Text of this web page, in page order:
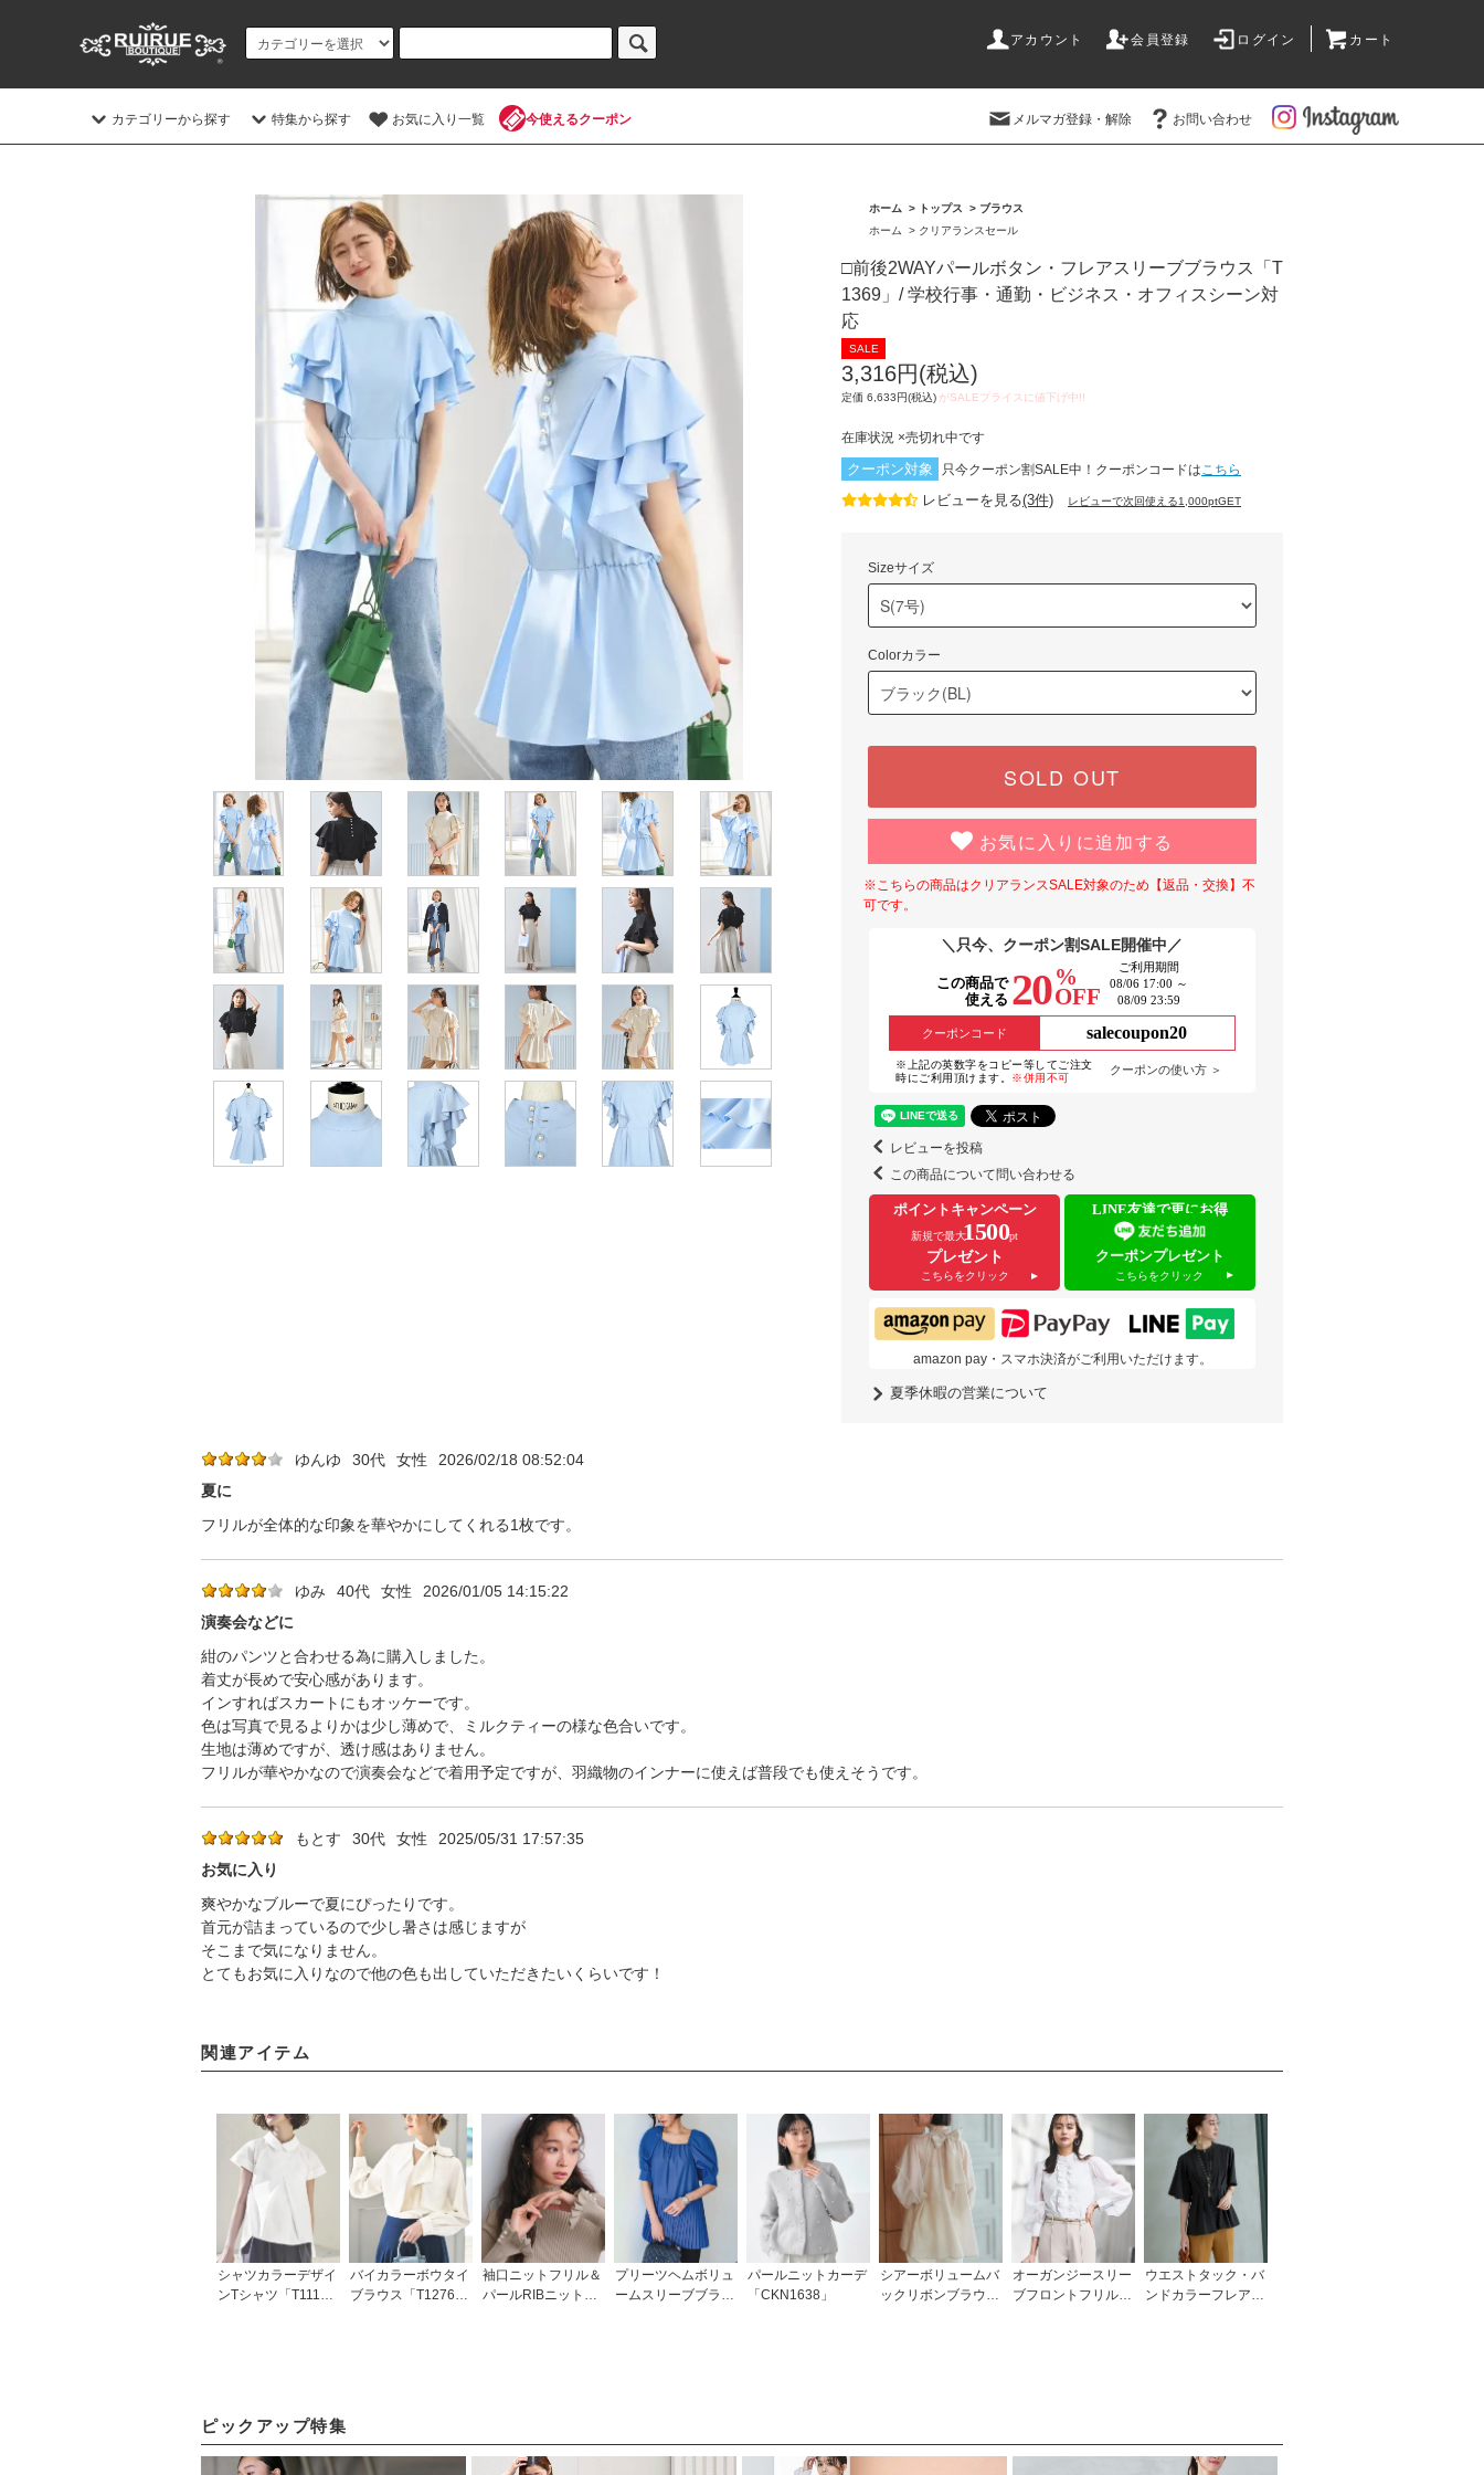
アカウント 会員登録 ログイン カート
カテゴリーから探す 特集から探す お気に入り一覧 今使えるクーポン メルマガ登録・解除 お問い合わせ
ホーム > トップス > ブラウス
ホーム
> クリアランスセール
□前後2WAYパールボタン・フレアスリーブブラウス「T
1369」/ 学校行事・通勤・ビジネス・オフィスシーン対
応
3,316円(税込)
定価 6,633円(税込)
在庫状況 ×売切れ中です
クーポン対象 只今クーポン割SALE中！クーポンコードはこちら
レビューを見る(3件) レビューで次回使える1,000ptGET
Sizeサイズ
Colorカラー
SOLD OUT
お気に入りに追加する
※こちらの商品はクリアランスSALE対象のため【返品・交換】不
可です。
＼只今、クーポン割SALE開催中／
この商品で
使える 20 %
OFF
ご利用期間
08/06 17:00 ～
08/09 23:59
クーポンコード salecoupon20
※上記の英数字をコピー等してご注文
時にご利用頂けます。 ※併用不可
クーポンの使い方 ＞
レビューを投稿
この商品について問い合わせる
ポイントキャンペーン
新規で最大1500pt
プレゼント
こちらをクリック
LINE友達で更にお得
クーポンプレゼント
こちらをクリック
amazon pay・スマホ決済がご利用いただけます。
夏季休暇の営業について
ゆんゆ 30代 女性
2026/02/18 08:52:04
夏に
フリルが全体的な印象を華やかにしてくれる1枚です。
ゆみ 40代 女性
2026/01/05 14:15:22
演奏会などに
紺のパンツと合わせる為に購入しました。
着丈が長めで安心感があります。
インすればスカートにもオッケーです。
色は写真で見るよりかは少し薄めで、ミルクティーの様な色合いです。
生地は薄めですが、透け感はありません。
フリルが華やかなので演奏会などで着用予定ですが、羽織物のインナーに使えば普段でも使えそうです。
もとす 30代 女性
2025/05/31 17:57:35
お気に入り
爽やかなブルーで夏にぴったりです。
首元が詰まっているので少し暑さは感じますが
そこまで気になりません。
とてもお気に入りなので他の色も出していただきたいくらいです！
関連アイテム
シャツカラーデザイ
ンTシャツ「T111
バイカラーボウタイ
ブラウス「T1276」/
袖口ニットフリル＆
パールRIBニット
プリーツヘムボリュ
ームスリーブブラウ
パールニットカーデ
「CKN1638」
シアーボリュームバ
ックリボンブラウス
オーガンジースリー
ブフロントフリルブ
ウエストタック・バ
ンドカラーフレアブ
ピックアップ特集